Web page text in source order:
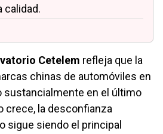
calidad.
Cetelem refleja que la
chinas de automóviles en
sustancialmente en el último
crece, la desconfianza
sigue siendo el principal